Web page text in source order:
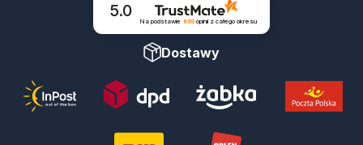
5.0
Na podstawie 869 opinii z całego okresu
Dostawy